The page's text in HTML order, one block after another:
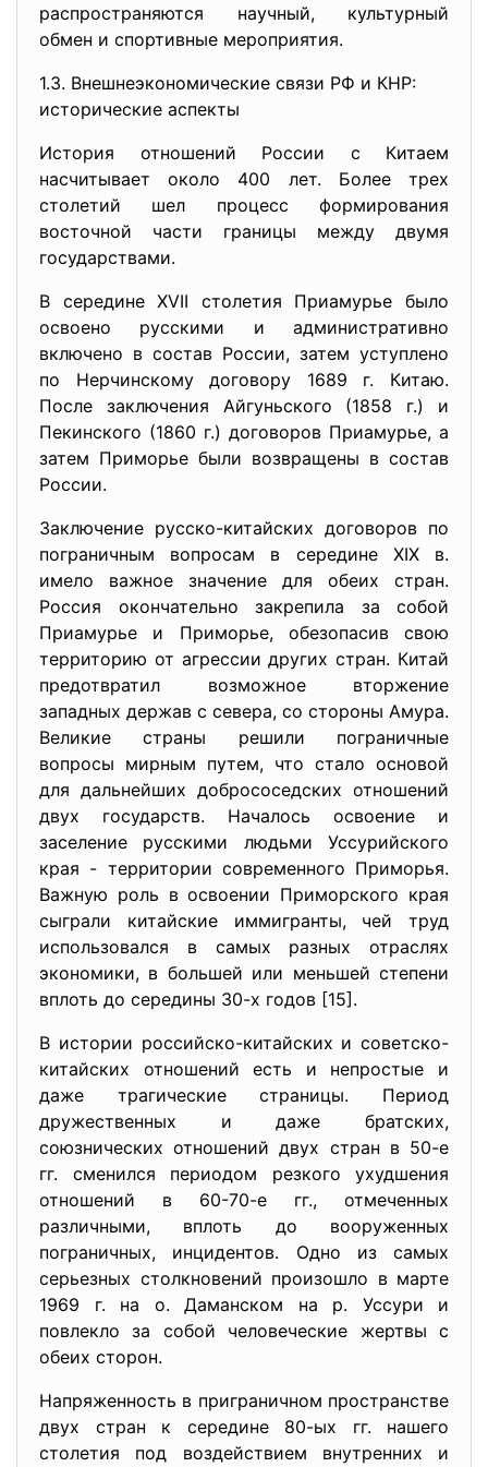
распространяются научный, культурный
обмен и спортивные мероприятия.
1.3. Внешнеэкономические связи РФ и КНР:
исторические аспекты
История отношений России с Китаем
насчитывает около 400 лет. Более трех
столетий шел процесс формирования
восточной части границы между двумя
государствами.
В середине XVII столетия Приамурье было
освоено русскими и административно
включено в состав России, затем уступлено
по Нерчинскому договору 1689 г. Китаю.
После заключения Айгуньского (1858 г.) и
Пекинского (1860 г.) договоров Приамурье, а
затем Приморье были возвращены в состав
России.
Заключение русско-китайских договоров по
пограничным вопросам в середине XIX в.
имело важное значение для обеих стран.
Россия окончательно закрепила за собой
Приамурье и Приморье, обезопасив свою
территорию от агрессии других стран. Китай
предотвратил возможное вторжение
западных держав с севера, со стороны Амура.
Великие страны решили пограничные
вопросы мирным путем, что стало основой
для дальнейших добрососедских отношений
двух государств. Началось освоение и
заселение русскими людьми Уссурийского
края - территории современного Приморья.
Важную роль в освоении Приморского края
сыграли китайские иммигранты, чей труд
использовался в самых разных отраслях
экономики, в большей или меньшей степени
вплоть до середины 30-х годов [15].
В истории российско-китайских и советско-
китайских отношений есть и непростые и
даже трагические страницы. Период
дружественных и даже братских,
союзнических отношений двух стран в 50-е
гг. сменился периодом резкого ухудшения
отношений в 60-70-е гг., отмеченных
различными, вплоть до вооруженных
пограничных, инцидентов. Одно из самых
серьезных столкновений произошло в марте
1969 г. на о. Даманском на р. Уссури и
повлекло за собой человеческие жертвы с
обеих сторон.
Напряженность в приграничном пространстве
двух стран к середине 80-ых гг. нашего
столетия под воздействием внутренних и